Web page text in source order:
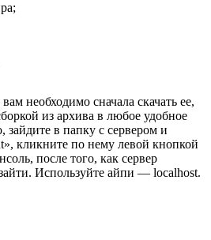
необходимо сначала скачать ее,
из архива в любое удобное
зайдите в папку с сервером и
кликните по нему левой кнопкой
после того, как сервер
Используйте айпи — localhost.